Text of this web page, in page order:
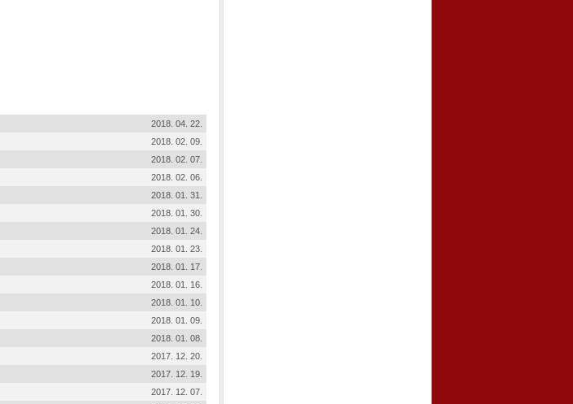
2018. 04. 22.
2018. 02. 09.
2018. 02. 07.
2018. 02. 06.
2018. 01. 31.
2018. 01. 30.
2018. 01. 24.
2018. 01. 23.
2018. 01. 17.
2018. 01. 16.
2018. 01. 10.
2018. 01. 09.
2018. 01. 08.
2017. 12. 20.
2017. 12. 19.
2017. 12. 07.